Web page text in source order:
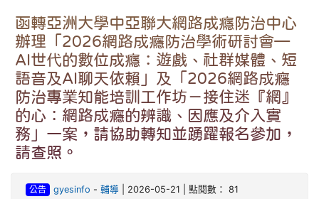
函轉亞洲大學中亞聯大網路成癮防治中心
辦理「2026網路成癮防治學術研討會—
AI世代的數位成癮：遊戲、社群媒體、短
語音及AI聊天依賴」及「2026網路成癮
防治專業知能培訓工作坊－接住迷『網』
的心：網路成癮的辨識、因應及介入實
務」一案，請協助轉知並踴躍報名參加，
請查照。
公告 gyesinfo - 輔導| 2026-05-21 | 點閱數： 81